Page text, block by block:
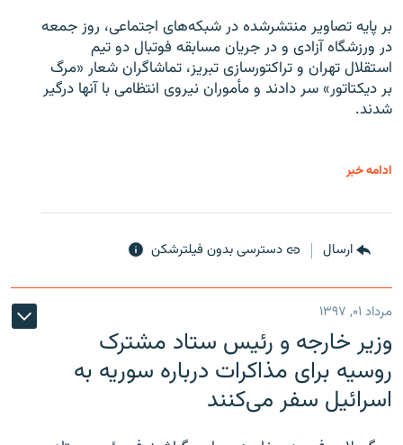
بر پایه تصاویر منتشرشده در شبکه‌های اجتماعی، روز جمعه
در ورزشگاه آزادی و در جریان مسابقه فوتبال دو تیم
استقلال تهران و تراکتورسازی تبریز، تماشاگران شعار «مرگ
بر دیکتاتور» سر دادند و مأموران نیروی انتظامی با آنها درگیر
شدند.
ادامه خبر
ارسال دسترسی بدون فیلترشکن
مرداد ۰۱, ۱۳۹۷
وزیر خارجه و رئیس‌ ستاد مشترک
روسیه برای مذاکرات درباره سوریه به
اسرائیل سفر می‌کنند